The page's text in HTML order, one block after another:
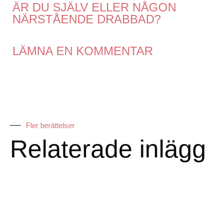
ÄR DU SJÄLV ELLER NÅGON
NÄRSTÅENDE DRABBAD?
LÄMNA EN KOMMENTAR
Fler berättelser
Relaterade inlägg